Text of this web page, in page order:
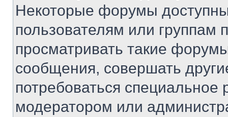
Некоторые форумы
пользователям или группам
просматривать такие
сообщения, совершать
потребоваться
модератором или